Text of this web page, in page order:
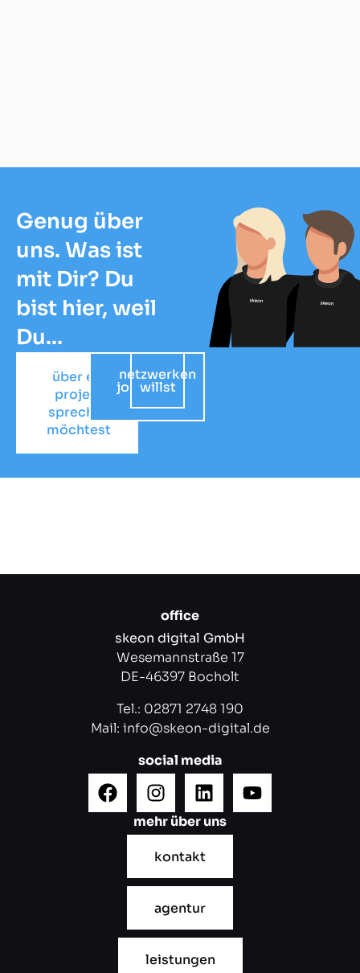
Genug über
uns. Was ist
mit Dir? Du
bist hier, weil
Du...
über ein
projekt
sprechen
möchtest
auf
jobsuche
netzwerken
willst
office
skeon digital GmbH
Wesemannstraße 17
DE-46397 Bocholt
Tel.: 02871 2748 190
Mail: info@skeon-digital.de
social media
mehr über uns
kontakt
agentur
leistungen